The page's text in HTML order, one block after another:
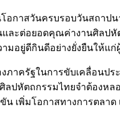
กาสวันครบรอบวันสถาป
ละต่อยอดคุณค่างานศิล
ามอยู่ดีกินดีอย่างยั่งยืนให้
าครัฐในการขับเคลื่อนป
ลปหัตถกรรมไทยจำต้อ
พิ่มโอกาสทางการตลาด